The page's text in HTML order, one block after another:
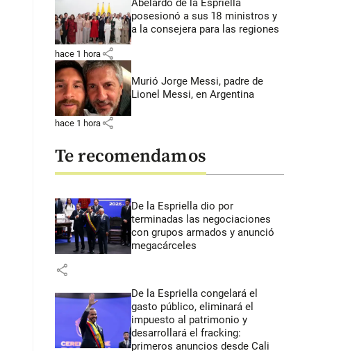
Abelardo de la Espriella
posesionó a sus 18 ministros y
a la consejera para las regiones
hace 1 hora share
Murió Jorge Messi, padre de
Lionel Messi, en Argentina
hace 1 hora share
Te recomendamos
De la Espriella dio por
terminadas las negociaciones
con grupos armados y anunció
megacárceles
share
De la Espriella congelará el
gasto público, eliminará el
impuesto al patrimonio y
desarrollará el fracking:
primeros anuncios desde Cali